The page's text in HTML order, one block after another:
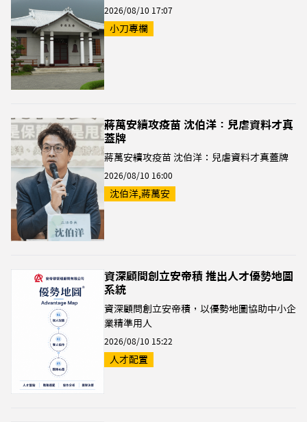
2026/08/10 17:07
小刀專欄
蔣萬安續攻疫苗 沈伯洋：兒虐資料才真
蓋牌
蔣萬安續攻疫苗 沈伯洋：兒虐資料才真蓋牌
2026/08/10 16:00
沈伯洋,蔣萬安
資深顧問創立安帝積 推出人才優勢地圖
系統
資深顧問創立安帝積，以優勢地圖協助中小企
業精準用人
2026/08/10 15:22
人才配置